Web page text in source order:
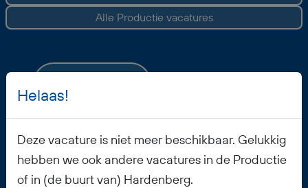
Alle Productie vacatures
Helaas!
Deze vacature is niet meer beschikbaar. Gelukkig
hebben we ook andere vacatures in de Productie
of in (de buurt van) Hardenberg.